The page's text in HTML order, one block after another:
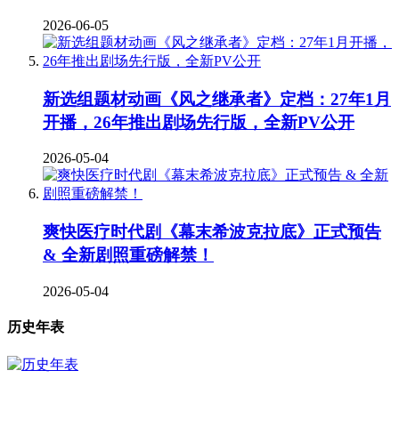
2026-06-05
新选组题材动画《风之继承者》定档：27年1月
开播，26年推出剧场先行版，全新PV公开
2026-05-04
爽快医疗时代剧《幕末希波克拉底》正式预告
& 全新剧照重磅解禁！
2026-05-04
历史年表